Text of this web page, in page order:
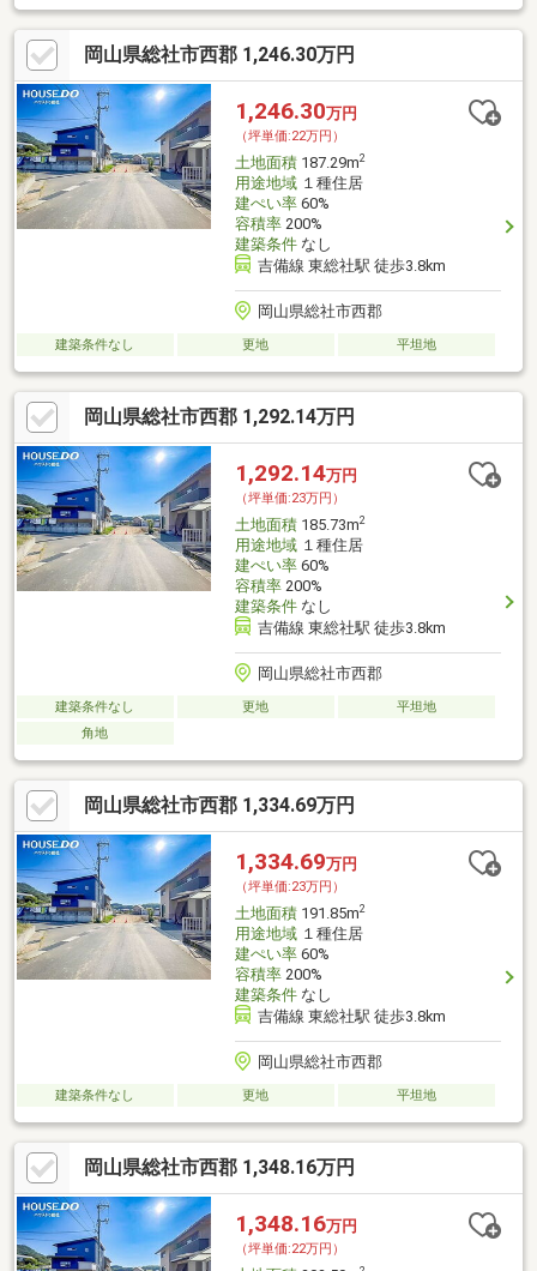
岡山県総社市西郡 1,246.30万円
1,246.30万円
（坪単価:22万円）
土地面積187.29m2
用途地域１種住居
建ぺい率60%
容積率200%
建築条件なし
吉備線 東総社駅 徒歩3.8km
岡山県総社市西郡
建築条件なし 更地 平坦地
岡山県総社市西郡 1,292.14万円
1,292.14万円
（坪単価:23万円）
土地面積185.73m2
用途地域１種住居
建ぺい率60%
容積率200%
建築条件なし
吉備線 東総社駅 徒歩3.8km
岡山県総社市西郡
建築条件なし 更地
平坦地
角地
岡山県総社市西郡 1,334.69万円
1,334.69万円
（坪単価:23万円）
土地面積191.85m2
用途地域１種住居
建ぺい率60%
容積率200%
建築条件なし
吉備線 東総社駅 徒歩3.8km
岡山県総社市西郡
建築条件なし 更地 平坦地
岡山県総社市西郡 1,348.16万円
1,348.16万円
（坪単価:22万円）